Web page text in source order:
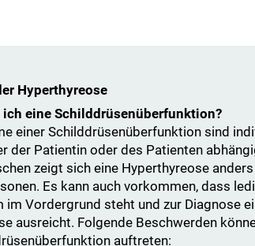
Hyperthyreose
ich eine Schilddrüsenüberfunktion?
einer Schilddrüsenüberfunktion sind
der Patientin oder des Patienten
zeigt sich eine Hyperthyreose
Es kann auch vorkommen, dass
im Vordergrund steht und zur Diagnose
ausreicht. Folgende Beschwerden
auftreten: